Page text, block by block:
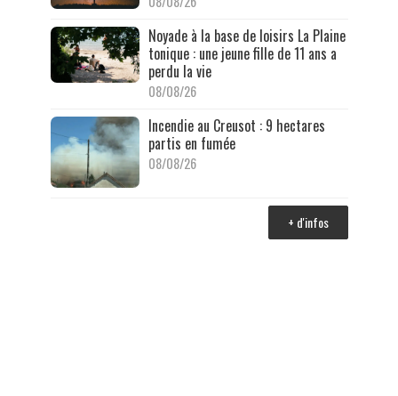
Noyade à la base de loisirs La Plaine
tonique : une jeune fille de 11 ans a
perdu la vie
08/08/26
Incendie au Creusot : 9 hectares
partis en fumée
08/08/26
+ d'infos